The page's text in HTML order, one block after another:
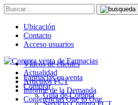
Ubicación
Contacto
Acceso usuarios
Farmacias en venta
Comprar
Guía de Compra
Vídeos de clientes
Actualidad
Artículos FCT
Informe de la Demanda
Conferencias One to One